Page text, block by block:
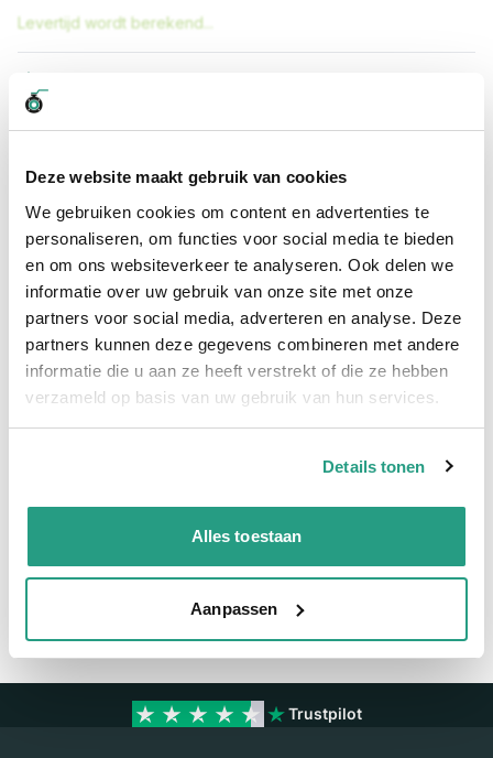
Deze website maakt gebruik van cookies
We gebruiken cookies om content en advertenties te
personaliseren, om functies voor social media te bieden
en om ons websiteverkeer te analyseren. Ook delen we
informatie over uw gebruik van onze site met onze
partners voor social media, adverteren en analyse. Deze
partners kunnen deze gegevens combineren met andere
informatie die u aan ze heeft verstrekt of die ze hebben
verzameld op basis van uw gebruik van hun services.
Details tonen
Alles toestaan
Aanpassen
Levertijd wordt berekend...
Snelle levering
Snel naar
Meer informatie
Meer informatie
Maatvoering koppeling 1 1/2"
We zijn beschikbaar van ma t/m vr van 08:00 tot 17:00 uur.
Neem contact met ons op
Trustpilot